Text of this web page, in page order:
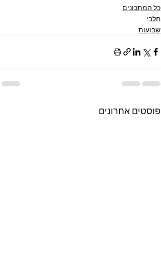
כל המתכונים
חלבי
שבועות
פוסטים אחרונים